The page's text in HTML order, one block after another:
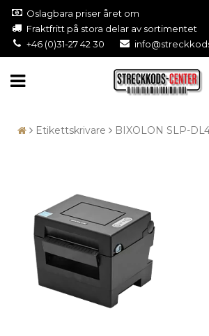
Oslagbara priser året om
Fraktfritt på stora delar av sortimentet
+46 (0)31-27 42 30
Etikettskrivare BIXOLON SLP-